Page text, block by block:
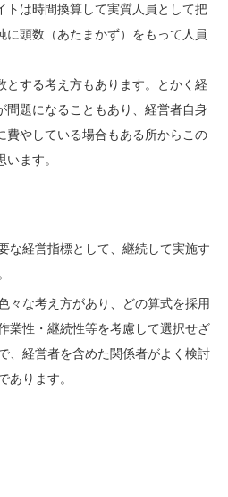
トは時間換算して実質人員として把
に頭数（あたまかず）をもって人員
とする考え方もあります。とかく経
問題になることもあり、経営者自身
費やしている場合もある所からこの
ます。
な経営指標として、継続して実施す
々な考え方があり、どの算式を採用
業性・継続性等を考慮して選択せざ
、経営者を含めた関係者がよく検討
あります。